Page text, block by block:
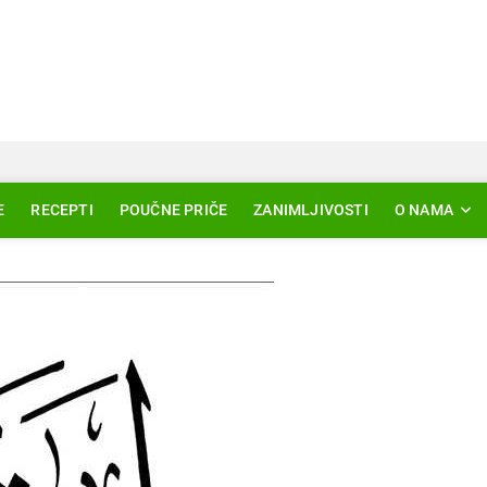
RECEPTI POUČNE PRIČE ZANIMLJIVOSTI O NAMA